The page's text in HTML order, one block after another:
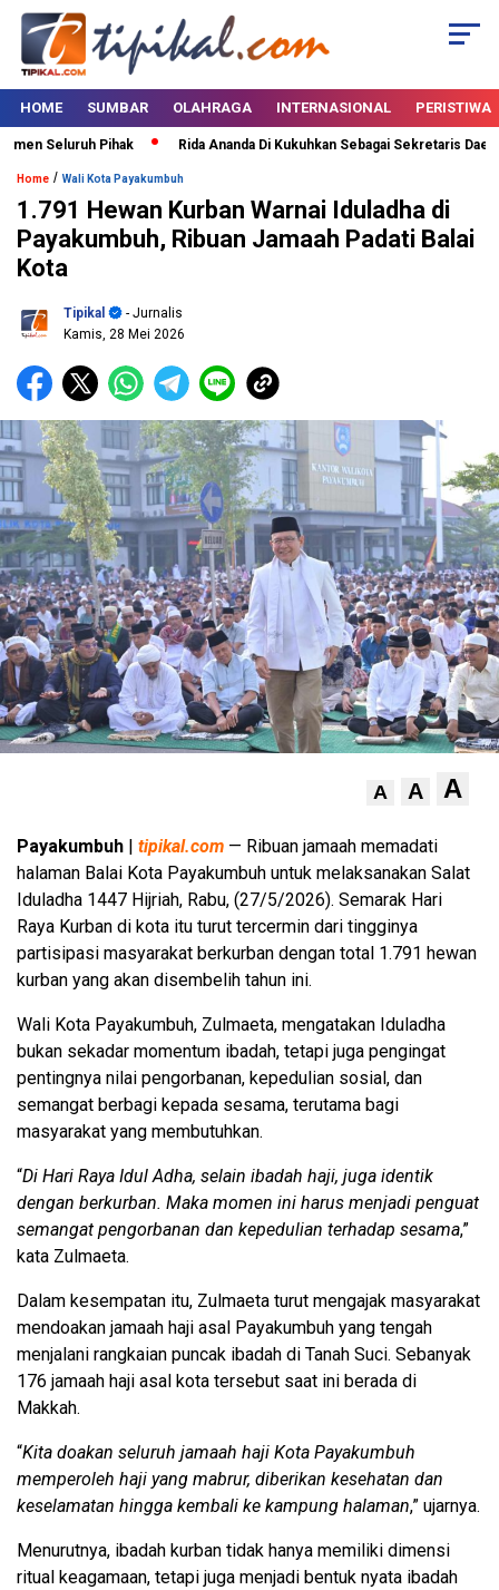
HOME SUMBAR OLAHRAGA INTERNASIONAL PERISTIWA
Seluruh Pihak Rida Ananda Di Kukuhkan Sebagai Sekretaris Daerah
Home / Wali Kota Payakumbuh
1.791 Hewan Kurban Warnai Iduladha di
Payakumbuh, Ribuan Jamaah Padati Balai
Kota
Tipikal
- Jurnalis
Kamis, 28 Mei 2026
A A A
Payakumbuh tipikal.com — Ribuan jamaah memadati
halaman Balai Kota Payakumbuh untuk melaksanakan Salat
Iduladha 1447 Hijriah, Rabu, (27/5/2026). Semarak Hari
Raya Kurban di kota itu turut tercermin dari tingginya
partisipasi masyarakat berkurban dengan total 1.791 hewan
kurban yang akan disembelih tahun ini.
Wali Kota Payakumbuh, Zulmaeta, mengatakan Iduladha
bukan sekadar momentum ibadah, tetapi juga pengingat
pentingnya nilai pengorbanan, kepedulian sosial, dan
semangat berbagi kepada sesama, terutama bagi
masyarakat yang membutuhkan.
“Di Hari Raya Idul Adha, selain ibadah haji, juga identik
dengan berkurban. Maka momen ini harus menjadi penguat
semangat pengorbanan dan kepedulian terhadap sesama,”
kata Zulmaeta.
Dalam kesempatan itu, Zulmaeta turut mengajak masyarakat
mendoakan jamaah haji asal Payakumbuh yang tengah
menjalani rangkaian puncak ibadah di Tanah Suci. Sebanyak
176 jamaah haji asal kota tersebut saat ini berada di
Makkah.
“Kita doakan seluruh jamaah haji Kota Payakumbuh
memperoleh haji yang mabrur, diberikan kesehatan dan
keselamatan hingga kembali ke kampung halaman,” ujarnya.
Menurutnya, ibadah kurban tidak hanya memiliki dimensi
ritual keagamaan, tetapi juga menjadi bentuk nyata ibadah